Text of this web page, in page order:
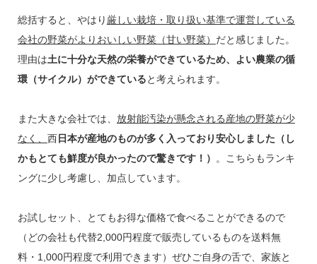
総括すると、やはり 厳しい栽培・取り扱い基準で運営している
会社の野菜がよりおいしい野菜（甘い野菜） だと感じました。
理由は土に十分な天然の栄養ができているため、よい農業の循
環（サイクル）ができていると考えられます。
また大きな会社では、 放射能汚染が懸念される産地の野菜が少
なく、 西日本が産地のものが多く入っており安心しました（し
かもとても鮮度が良かったので驚きです！） 。こちらもランキ
ングに少し考慮し、加点しています。
お試しセット、とてもお得な価格で食べることができるので
（どの会社も代替2,000円程度で販売しているものを送料無
料・1,000円程度で利用できます） ぜひご自身の舌で、家族と